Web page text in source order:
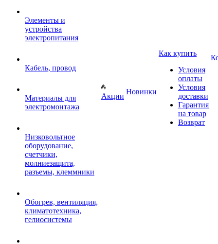
Элементы и
устройства
электропитания
Кабель, провод
Материалы для
электромонтажа
Низковольтное
оборудование,
счетчики,
молниезащита,
разъемы, клеммники
Обогрев, вентиляция,
климатотехника,
гелиосистемы
Акции
Новинки
Как купить
Условия
оплаты
Условия
доставки
Гарантия
на товар
Возврат